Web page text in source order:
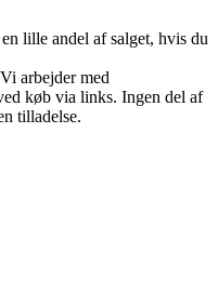
lille andel af salget, hvis du
arbejder med
køb via links. Ingen del af
tilladelse.